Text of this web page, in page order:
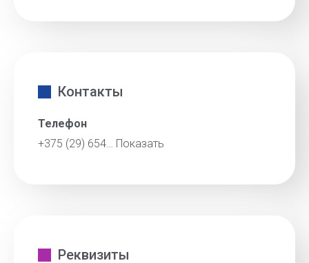
Контакты
Телефон
+375 (29) 654… Показать
Реквизиты